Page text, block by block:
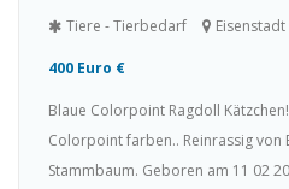
Tiere - Tierbedarf Eisenstadt
400 Euro €
Blaue Colorpoint Ragdoll
Colorpoint farben.. Reinrassig
Stammbaum. Geboren am 11 02